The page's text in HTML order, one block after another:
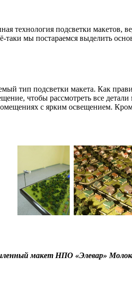
технология подсветки
мы постараемся выделить
тип подсветки макета. Как
чтобы рассмотреть все
с ярким освещением.
макет НПО «Элевар»